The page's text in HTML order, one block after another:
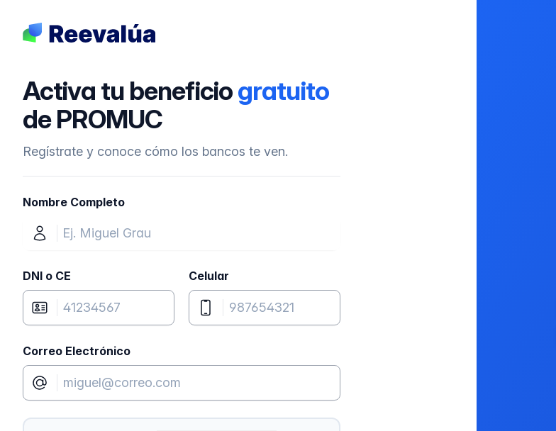
Activa tu beneficiogratuito
de PROMUC
Regístrate y conoce cómo los bancos te ven.
Nombre Completo
DNI o CE Celular
Correo Electrónico